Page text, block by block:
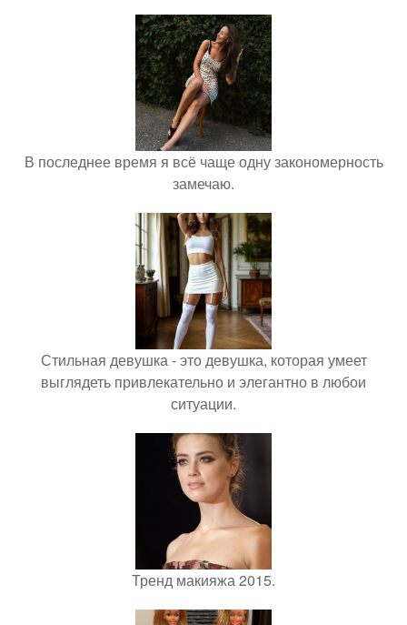
В последнее время я всё чаще одну закономерность
замечаю.
Стильная девушка - это девушка, которая умеет
выглядеть привлекательно и элегантно в любои
ситуации.
Тренд макияжа 2015.